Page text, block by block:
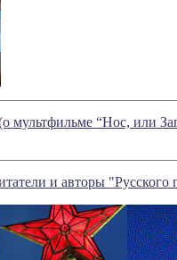
мультфильме “Нос, или
и авторы "Русского